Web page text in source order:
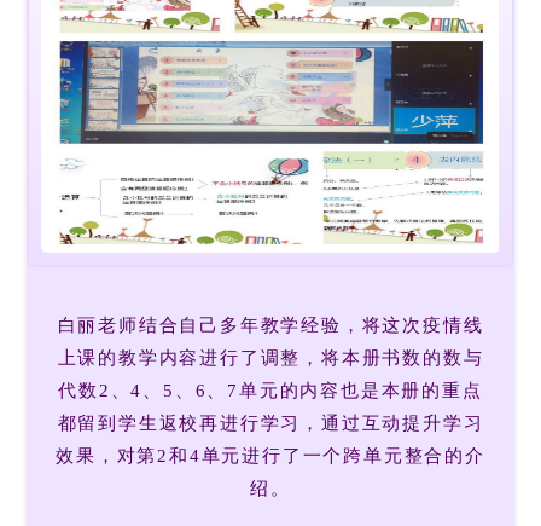
白丽老师结合自己多年教学经验，将这次疫情线
上课的教学内容进行了调整，将本册书数的数与
代数2、4、5、6、7单元的内容也是本册的重点
都留到学生返校再进行学习，通过互动提升学习
效果，对第2和4单元进行了一个跨单元整合的介
绍。